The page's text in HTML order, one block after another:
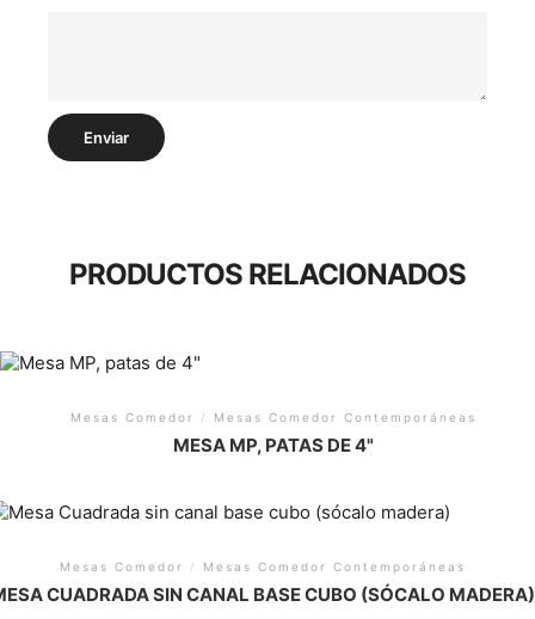
PRODUCTOS RELACIONADOS
Mesas Comedor / Mesas Comedor Contemporáneas
MESA MP, PATAS DE 4"
Mesas Comedor / Mesas Comedor Contemporáneas
CUADRADA SIN CANAL BASE CUBO (SÓCALO MADERA)